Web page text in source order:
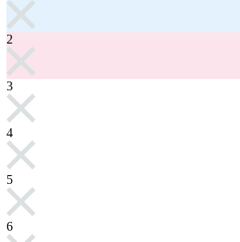
2
3
4
5
6